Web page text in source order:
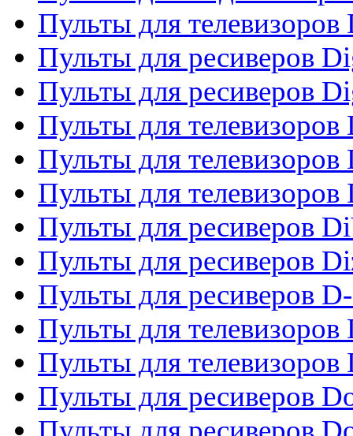
Пульты для телевизоров
Пульты для ресиверов
Пульты для ресиверов
Пульты для
Пульты для
Пульты для телевизоров
Пульты для ресиверов
Пульты для ресиверов
Пульты для ресиверов
Пульты для телевизоров
Пульты для
Пульты для ресиверов